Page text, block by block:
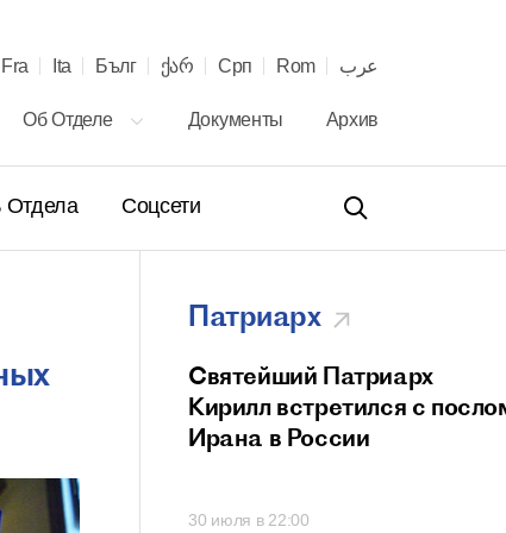
Fra Ita Бълг ქარ Срп Rom عرب
Об Отделе Документы Архив
Отдела Соцсети
Патриарх
Святейшего
Святейший Патриарх
Кирилл встретился с
Ирана в России
30 июля в 22:00